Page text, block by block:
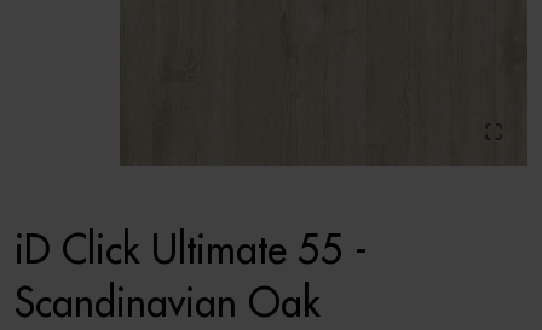
iD Click Ultimate 55 -
Scandinavian Oak